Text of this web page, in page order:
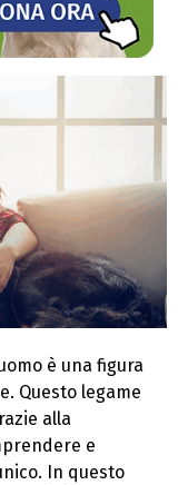
è una figura
Questo legame
alla
e
In questo